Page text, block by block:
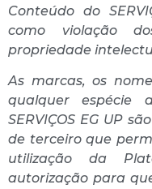
Conteúdo do
como violação
propriedade
As marcas, os
qualquer espécie
SERVIÇOS EG UP
de terceiro que
utilização da
autorização para